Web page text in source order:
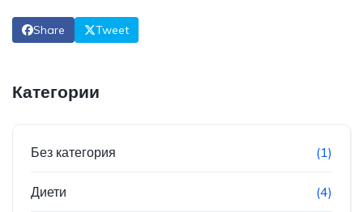
Share Tweet
Категории
Без категория (1)
Диети (4)